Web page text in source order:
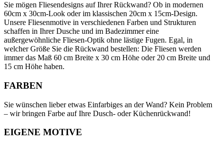
Sie mögen Fliesendesigns auf Ihrer Rückwand? Ob in modernen
60cm x 30cm-Look oder im klassischen 20cm x 15cm-Design.
Unsere Fliesenmotive in verschiedenen Farben und Strukturen
schaffen in Ihrer Dusche und im Badezimmer eine
außergewöhnliche Fliesen-Optik ohne lästige Fugen. Egal, in
welcher Größe Sie die Rückwand bestellen: Die Fliesen werden
immer das Maß 60 cm Breite x 30 cm Höhe oder 20 cm Breite und
15 cm Höhe haben.
FARBEN
Sie wünschen lieber etwas Einfarbiges an der Wand? Kein Problem
– wir bringen Farbe auf Ihre Dusch- oder Küchenrückwand!
EIGENE MOTIVE